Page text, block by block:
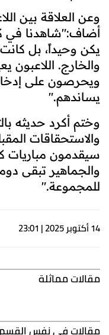
وعن العلاقة بين
أضاف:"شاهدنا في
يكن وحيداً، بل
والخارج.
ويحرصون على
يساندهم."
وختم أكرد حديثه
والاستحقاقات
سيقدمون مباريات
والجماهير تبقى
للمجموعة."
14 أكتوبر 2025 | 23:01
مقالات مماثلة
مقالات في نفس